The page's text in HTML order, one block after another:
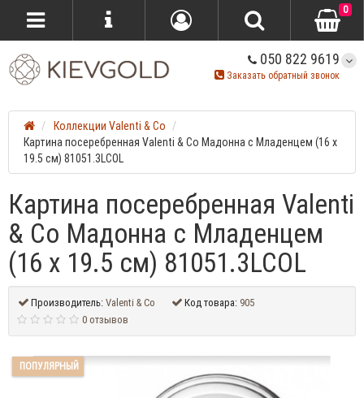
050 822 9619
Заказать обратный звонок
0
Коллекции Valenti & Co
Картина посеребренная Valenti & Co Мадонна с Младенцем (16 x
19.5 см) 81051.3LCOL
Картина посеребренная Valenti
& Co Мадонна с Младенцем
(16 x 19.5 см) 81051.3LCOL
Производитель:Valenti & Co Код товара: 905
0 отзывов
ПОПУЛЯРНЫЙ